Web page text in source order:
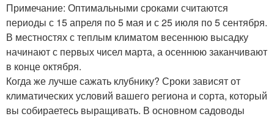
Примечание: Оптимальными сроками считаются
периоды с 15 апреля по 5 мая и с 25 июля по 5 сентября.
В местностях с теплым климатом весеннюю высадку
начинают с первых чисел марта, а осеннюю заканчивают
в конце октября.
Когда же лучше сажать клубнику? Сроки зависят от
климатических условий вашего региона и сорта, который
вы собираетесь выращивать. В основном садоводы